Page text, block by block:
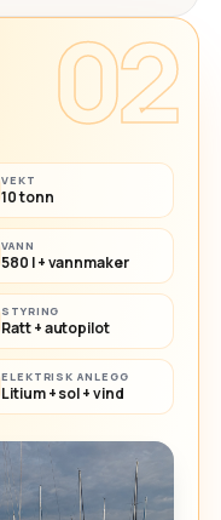
02
VEKT
10 tonn
VANN
580 l + vannmaker
STYRING
Ratt + autopilot
ELEKTRISK ANLEGG
Litium + sol + vind